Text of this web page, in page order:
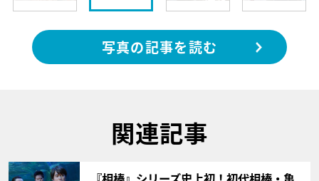
写真の記事を読む
関連記事
サムネイル